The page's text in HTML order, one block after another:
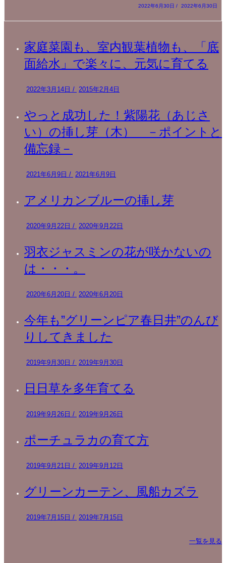
2022年6月30日 / 2022年6月30日
家庭菜園も、室内観葉植物も、「底
面給水」で楽々に、元気に育てる
2022年3月14日 / 2015年2月4日
やっと成功した！紫陽花（あじさ
い）の挿し芽（木） －ポイントと
備忘録－
2021年6月9日 / 2021年6月9日
アメリカンブルーの挿し芽
2020年9月22日 / 2020年9月22日
羽衣ジャスミンの花が咲かないの
は・・・。
2020年6月20日 / 2020年6月20日
今年も”グリーンピア春日井”のんび
りしてきました
2019年9月30日 / 2019年9月30日
日日草を多年育てる
2019年9月26日 / 2019年9月26日
ポーチュラカの育て方
2019年9月21日 / 2019年9月12日
グリーンカーテン、風船カズラ
2019年7月15日 / 2019年7月15日
一覧を見る